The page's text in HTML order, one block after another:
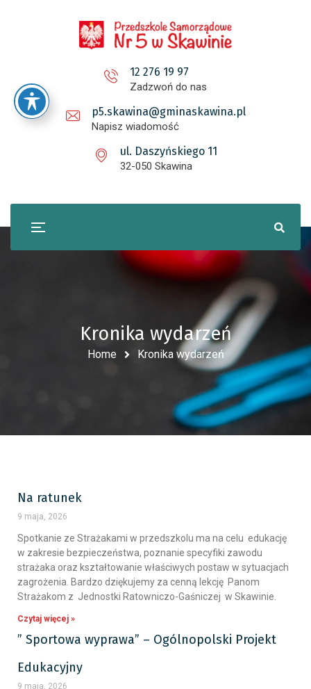
12 276 19 97
Zadzwoń do nas
p5.skawina@gminaskawina.pl
Napisz wiadomość
ul. Daszyńskiego 11
32-050 Skawina
Kronika wydarzeń
Home Kronika wydarzeń
Na ratunek
9 maja, 2026
Spotkanie ze Strażakami w przedszkolu ma na celu edukację
w zakresie bezpieczeństwa, poznanie specyfiki zawodu
strażaka oraz kształtowanie właściwych postaw w sytuacjach
zagrożenia. Bardzo dziękujemy za cenną lekcję Panom
Strażakom z Jednostki Ratowniczo-Gaśniczej w Skawinie.
Czytaj więcej »
” Sportowa wyprawa” – Ogólnopolski Projekt
Edukacyjny
9 maja, 2026